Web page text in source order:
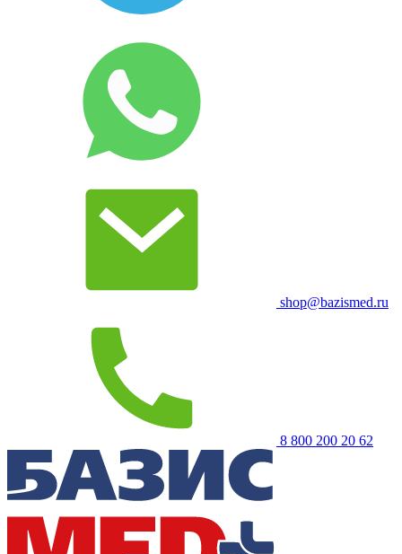
shop@bazismed.ru
8 800 200 20 62